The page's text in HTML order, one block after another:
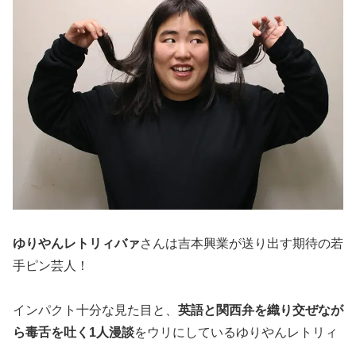
ゆりやんレトリィバァさんは吉本興業が送り出す期待の若
手ピン芸人！
インパクト十分な見た目と、 英語と関西弁を織り交ぜなが
ら毒舌を吐く1人漫談をウリにしているゆりやんレトリィ